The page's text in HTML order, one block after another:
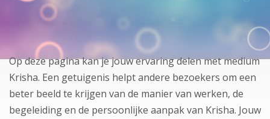
Op deze pagina kan je jouw ervaring delen met medium
Krisha. Een getuigenis helpt andere bezoekers om een
beter beeld te krijgen van de manier van werken, de
begeleiding en de persoonlijke aanpak van Krisha. Jouw